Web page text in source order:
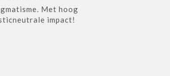
Met hoog
impact!